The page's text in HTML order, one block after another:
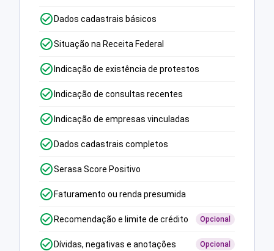
Dados cadastrais básicos
Situação na Receita Federal
Indicação de existência de protestos
Indicação de consultas recentes
Indicação de empresas vinculadas
Dados cadastrais completos
Serasa Score Positivo
Faturamento ou renda presumida
Recomendação e limite de crédito Opcional
Dívidas, negativas e anotações Opcional